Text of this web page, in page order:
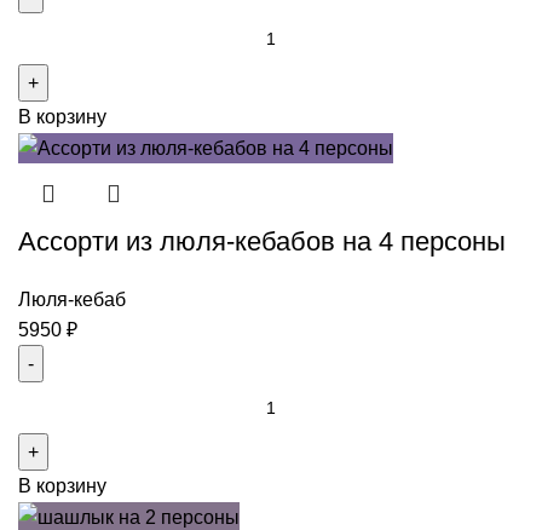
Шашлычный
сет
свинина
курицей
на
5
персон
В корзину
Ассорти из люля-кебабов на 4 персоны
Люля-кебаб
5950 ₽
Ассорти
из
люля-
В корзину